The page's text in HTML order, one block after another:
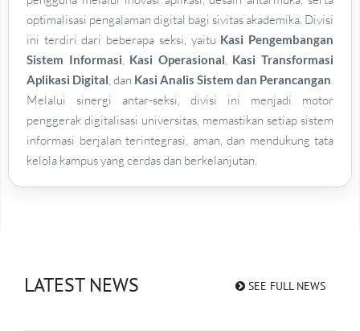
optimalisasi pengalaman digital bagi sivitas akademika. Divisi
ini terdiri dari beberapa seksi, yaitu Kasi Pengembangan
Sistem Informasi, Kasi Operasional, Kasi Transformasi
Aplikasi Digital, dan Kasi Analis Sistem dan Perancangan.
Melalui sinergi antar-seksi, divisi ini menjadi motor
penggerak digitalisasi universitas, memastikan setiap sistem
informasi berjalan terintegrasi, aman, dan mendukung tata
kelola kampus yang cerdas dan berkelanjutan.
LATEST NEWS SEE FULL NEWS